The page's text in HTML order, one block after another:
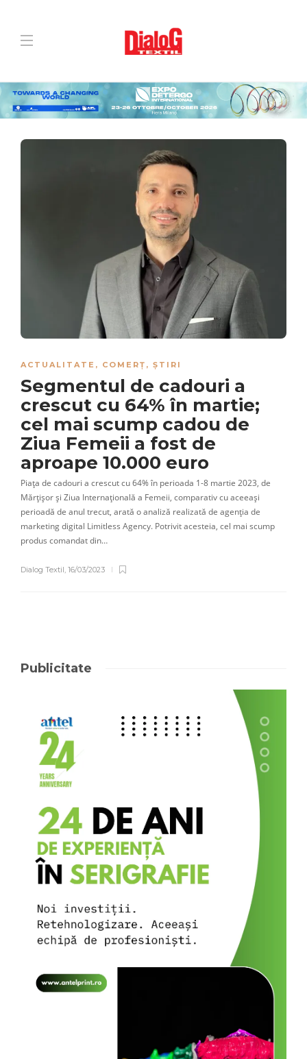
ACTUALITATE , COMERȚ , ȘTIRI
Segmentul de cadouri a
crescut cu 64% în martie;
cel mai scump cadou de
Ziua Femeii a fost de
aproape 10.000 euro
Piața de cadouri a crescut cu 64% în perioada 1-8 martie 2023, de
Mărțișor și Ziua Internațională a Femeii, comparativ cu aceeași
perioadă de anul trecut, arată o analiză realizată de agenția de
marketing digital Limitless Agency. Potrivit acesteia, cel mai scump
produs comandat din…
Dialog Textil, 16/03/2023
Publicitate